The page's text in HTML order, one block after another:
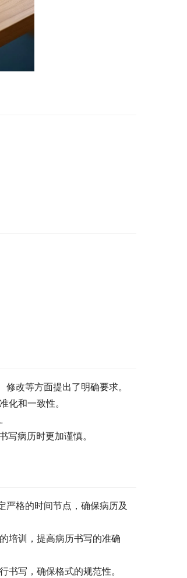
改等方面提出了明确要求。
化和一致性。
病历时更加谨慎。
严格的时间节点，确保病历及
培训，提高病历书写的准确
写，确保格式的规范性。